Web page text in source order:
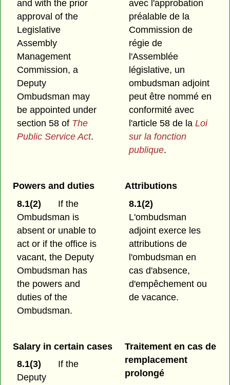
and with the prior
approval of the
Legislative
Assembly
Management
Commission, a
Deputy
Ombudsman may
be appointed under
section 58 of The
Public Service Act.
avec l'approbation
préalable de la
Commission de
régie de
l'Assemblée
législative, un
ombudsman adjoint
peut être nommé en
conformité avec
l'article 58 de laLoi
sur la fonction
publique.
Powers and duties
8.1(2)
If the
Ombudsman is
absent or unable to
act or if the office is
vacant, the Deputy
Ombudsman has
the powers and
duties of the
Ombudsman.
Attributions
8.1(2)
L'ombudsman
adjoint exerce les
attributions de
l'ombudsman en
cas d'absence,
d'empêchement ou
de vacance.
Salary in certain cases
8.1(3)
If the
Deputy
Traitement en cas de
remplacement
prolongé